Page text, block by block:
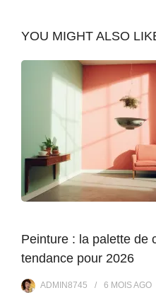
YOU MIGHT ALSO
Peinture : la palette de
tendance pour 2026
ADMIN8745 6 MOISAGO